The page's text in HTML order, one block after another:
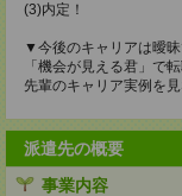
(3)内定！
▼今後のキャリアは曖昧
「機会が見える君」で
先輩のキャリア実例を
派遣先の概要
事業内容